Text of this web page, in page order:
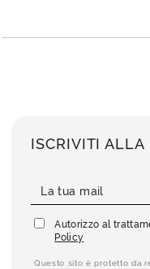
ISCRIVITI ALLA
Autorizzo al
Policy
Questo sito è protetto da